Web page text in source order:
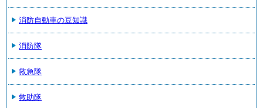
消防自動車の豆知識
消防隊
救急隊
救助隊